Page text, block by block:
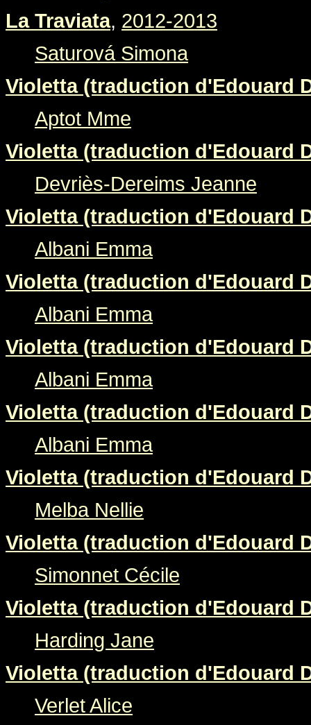
La Traviata, 2012-2013
Saturová Simona
Violetta (traduction d'Edouard
Aptot Mme
Violetta (traduction d'Edouard
Devriès-Dereims Jeanne
Violetta (traduction d'Edouard
Albani Emma
Violetta (traduction d'Edouard
Albani Emma
Violetta (traduction d'Edouard
Albani Emma
Violetta (traduction d'Edouard
Albani Emma
Violetta (traduction d'Edouard
Melba Nellie
Violetta (traduction d'Edouard
Simonnet Cécile
Violetta (traduction d'Edouard
Harding Jane
Violetta (traduction d'Edouard
Verlet Alice